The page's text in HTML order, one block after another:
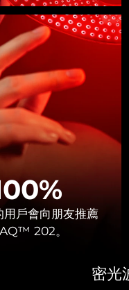
用戶會向朋友推薦
202。
密光
devices
mask
Serum
Max
removal device
removal
護理
therapy
& lips
device
預計送達日期 8/8/26
預計送達日期 8/8/26
預計送達日期8/8/26
預計送達日期
預計送達日期8/8/26
預計送達日期 8/8/26
預計送達日期
8/8/26